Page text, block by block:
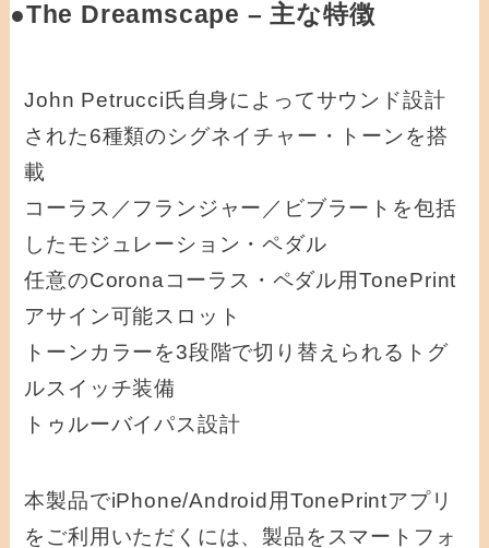
●The Dreamscape – 主な特徴
John Petrucci氏自身によってサウンド設計
された6種類のシグネイチャー・トーンを搭
載
コーラス／フランジャー／ビブラートを包括
したモジュレーション・ペダル
任意のCoronaコーラス・ペダル用TonePrint
アサイン可能スロット
トーンカラーを3段階で切り替えられるトグ
ルスイッチ装備
トゥルーバイパス設計
本製品でiPhone/Android用TonePrintアプリ
をご利用いただくには、製品をスマートフォ